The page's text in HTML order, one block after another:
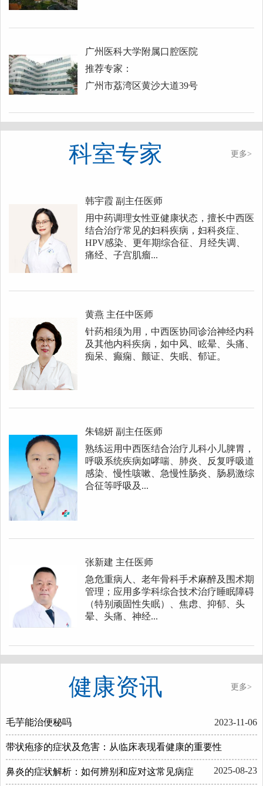
广州医科大学附属口腔医院
推荐专家：
广州市荔湾区黄沙大道39号
科室专家 更多>
韩宇霞 副主任医师
用中药调理女性亚健康状态，擅长中西医
结合治疗常见的妇科疾病，妇科炎症、
HPV感染、更年期综合征、月经失调、
痛经、子宫肌瘤...
黄燕 主任中医师
针药相须为用，中西医协同诊治神经内科
及其他内科疾病，如中风、眩晕、头痛、
痴呆、癫痫、颤证、失眠、郁证。
朱锦妍 副主任医师
熟练运用中西医结合治疗儿科小儿脾胃，
呼吸系统疾病如哮喘、肺炎、反复呼吸道
感染、慢性咳嗽、急慢性肠炎、肠易激综
合征等呼吸及...
张新建 主任医师
急危重病人、老年骨科手术麻醉及围术期
管理；应用多学科综合技术治疗睡眠障碍
（特别顽固性失眠）、焦虑、抑郁、头
晕、头痛、神经...
健康资讯 更多>
毛芋能治便秘吗 2023-11-06
带状疱疹的症状及危害：从临床表现看健康的重要性
2025-08-23
鼻炎的症状解析：如何辨别和应对这常见病症